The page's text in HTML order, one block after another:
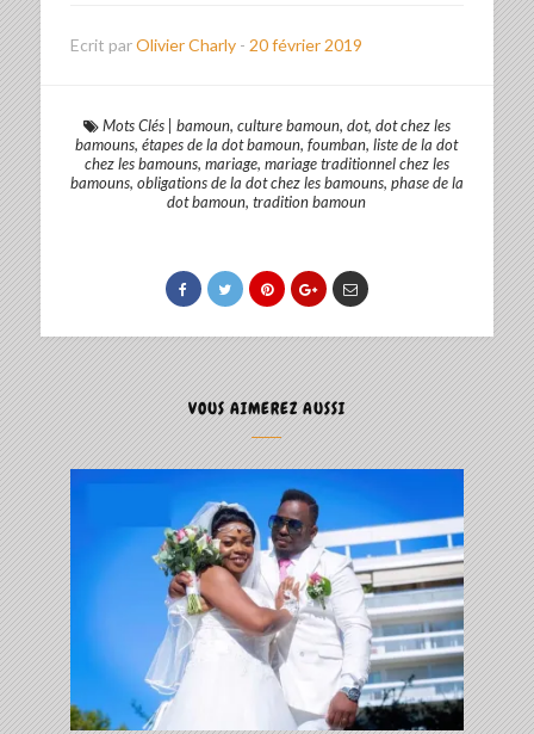
Ecrit parOlivier Charly - 20 février 2019
Mots Clés| bamoun, culture bamoun, dot, dot chez les
bamouns,étapes de la dot bamoun,foumban,liste de la dot
chez les bamouns, mariage, mariage traditionnel chez les
bamouns, obligations de la dot chez les bamouns, phase de la
dot bamoun,tradition bamoun
VOUS AIMEREZ AUSSI